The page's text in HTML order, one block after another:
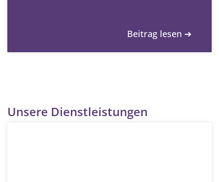
Beitrag lesen ➔
Unsere Dienstleistungen